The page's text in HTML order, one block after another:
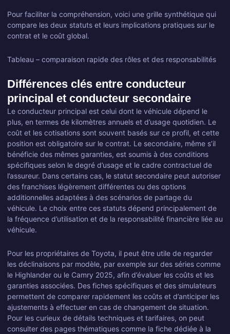
Pour faciliter la compréhension, voici une grille synthétique qui
compare les deux statuts et leurs implications pratiques sur le
contrat et le coût global.
Tableau – comparaison rapide des rôles et des responsabilités
Différences clés entre conducteur
principal et conducteur secondaire
Le conducteur principal est celui dont le véhicule dépend le
plus, en termes de kilomètres annuels et d’usage quotidien. Le
coût et les cotisations sont souvent basés sur ce profil, et cette
position est obligatoire sur le contrat. Le secondaire, même s’il
bénéficie des mêmes garanties, est soumis à des conditions
spécifiques selon le degré d’usage et le cadre contractuel de
l’assureur. Dans certains cas, le statut secondaire peut autoriser
des franchises légèrement différentes ou des options
additionnelles adaptées à des scénarios de partage du
véhicule. Le choix entre ces statuts dépend principalement de
la fréquence d’utilisation et de la responsabilité financière liée au
véhicule.
Pour les propriétaires de Toyota, il peut être utile de regarder
les déclinaisons par modèle, par exemple sur des séries comme
le Highlander ou le Camry 2025, afin d’évaluer les coûts et les
garanties associées. Des fiches spécifiques et des simulateurs
permettent de comparer rapidement les coûts et d’anticiper les
ajustements à effectuer en cas de changement de situation.
Pour les curieux de détails techniques et tarifaires, on peut
consulter des pages thématiques comme la fiche dédiée à la